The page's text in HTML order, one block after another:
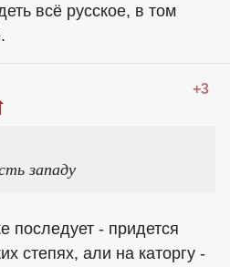
всё русское, в том
+3
западу
последует - придется
степях, али на каторгу -